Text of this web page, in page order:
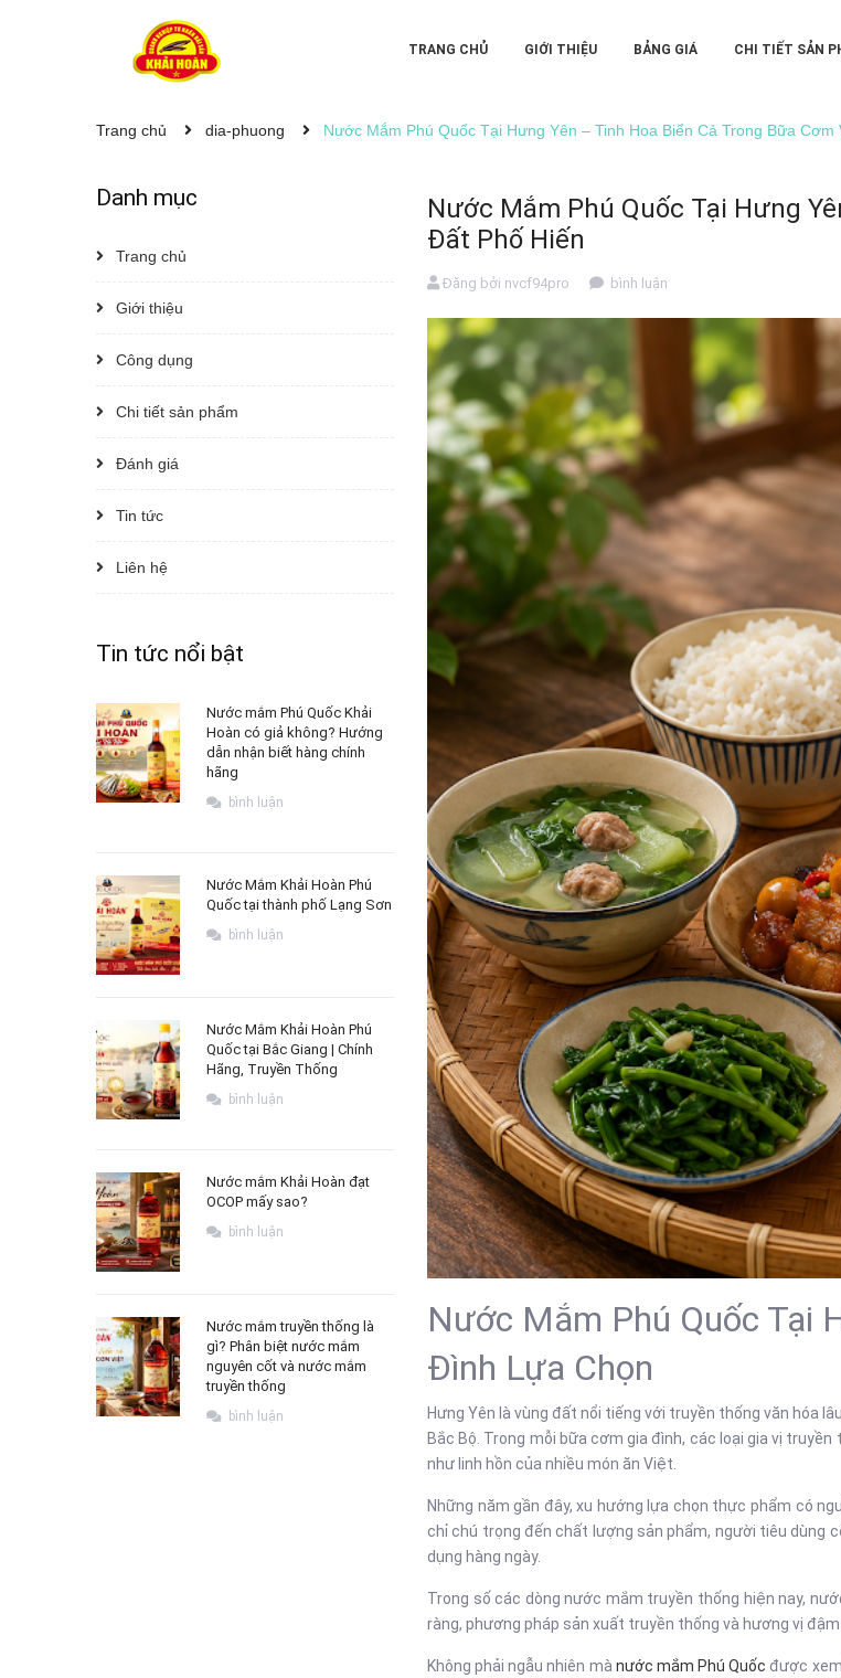
TRANG CHỦ GIỚI THIỆU BẢNG GIÁ CHI TIẾT SẢN
Trang chủ dia-phuong Nước Mắm Phú Quốc Tại Hưng Yên – Tinh Hoa Biển Cả Trong Bữa Cơm
Danh mục
Trang chủ
Giới thiệu
Công dụng
Chi tiết sản phẩm
Đánh giá
Tin tức
Liên hệ
Tin tức nổi bật
Nước mắm Phú Quốc Khải
Hoàn có giả không? Hướng
dẫn nhận biết hàng chính
hãng
bình luận
Nước Mắm Khải Hoàn Phú
Quốc tại thành phố Lạng Sơn
bình luận
Nước Mắm Khải Hoàn Phú
Quốc tại Bắc Giang | Chính
Hãng, Truyền Thống
bình luận
Nước mắm Khải Hoàn đạt
OCOP mấy sao?
bình luận
Nước mắm truyền thống là
gì? Phân biệt nước mắm
nguyên cốt và nước mắm
truyền thống
bình luận
Nước Mắm Phú Quốc Tại Hưng
Đất Phố Hiến
Đăng bởi nvcf94pro bình luận
Nước Mắm Phú Quốc Tại
Đình Lựa Chọn
Hưng Yên là vùng đất nổi tiếng với truyền thống văn hóa
Bắc Bộ. Trong mỗi bữa cơm gia đình, các loại gia vị
như linh hồn của nhiều món ăn Việt.
Những năm gần đây, xu hướng lựa chọn thực phẩm có
chỉ chú trọng đến chất lượng sản phẩm, người tiêu dùng
dụng hàng ngày.
Trong số các dòng nước mắm truyền thống hiện nay,
ràng, phương pháp sản xuất truyền thống và hương vị
Không phải ngẫu nhiên mà nước mắm Phú Quốc được